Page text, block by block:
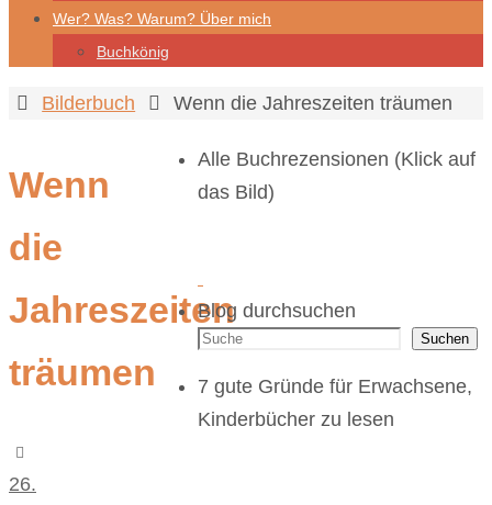
Wer? Was? Warum? Über mich
Buchkönig
StartBilderbuch Wenn die Jahreszeiten träumen
Wenn
die
Jahreszeiten
träumen
26.
Alle Buchrezensionen (Klick auf
das Bild)
Blog durchsuchen
Suchen
7 gute Gründe für Erwachsene,
Kinderbücher zu lesen